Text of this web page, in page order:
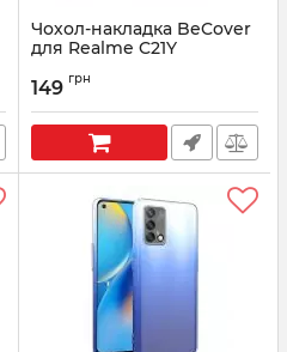
Чохол-накладка BeCover
для Realme C21Y
Артикул:
149 грн